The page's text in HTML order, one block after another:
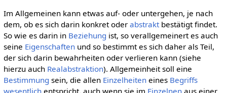
Im Allgemeinen kann etwas auf- oder untergehen, je nach
dem, ob es sich darin konkret oder abstraktbestätigt findet.
So wie es darin in Beziehung ist, so verallgemeinert es auch
seine Eigenschaftenund so bestimmt es sich daher als Teil,
der sich darin bewahrheiten oder verlieren kann (siehe
hierzu auch Realabstraktion). Allgemeinheit soll eine
Bestimmung sein, die allen Einzelheiteneines Begriffs
wesentlichentspricht, auch wenn sie im Einzelnenaus einer